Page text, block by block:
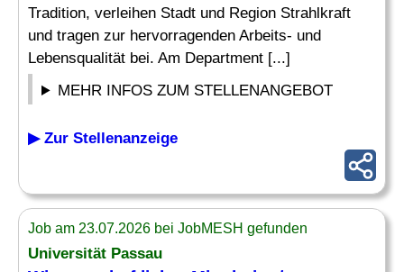
Tradition, verleihen Stadt und Region Strahlkraft
und tragen zur hervorragenden Arbeits- und
Lebensqualität bei. Am Department [...]
MEHR INFOS ZUM STELLENANGEBOT
▶ Zur Stellenanzeige
Job am 23.07.2026 bei JobMESH gefunden
Universität Passau